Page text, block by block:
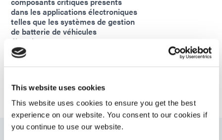
This website uses cookies
This website uses cookies to ensure you get the best
experience on our website. You consent to our cookies if
you continue to use our website.
dans les applications électroniques
telles que les systèmes de gestion
de batterie de véhicules
électriques.